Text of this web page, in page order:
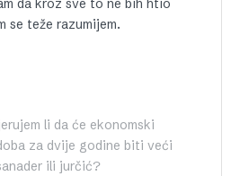
da kroz sve to ne bih htio
se teže razumijem.
li da će ekonomski
za dvije godine biti veći
ili jurčić?